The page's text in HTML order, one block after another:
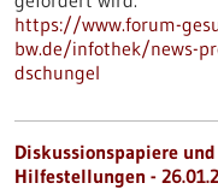
https://www.forum-
bw.de/infothek/news-
dschungel
Diskussionspapiere
Hilfestellungen -